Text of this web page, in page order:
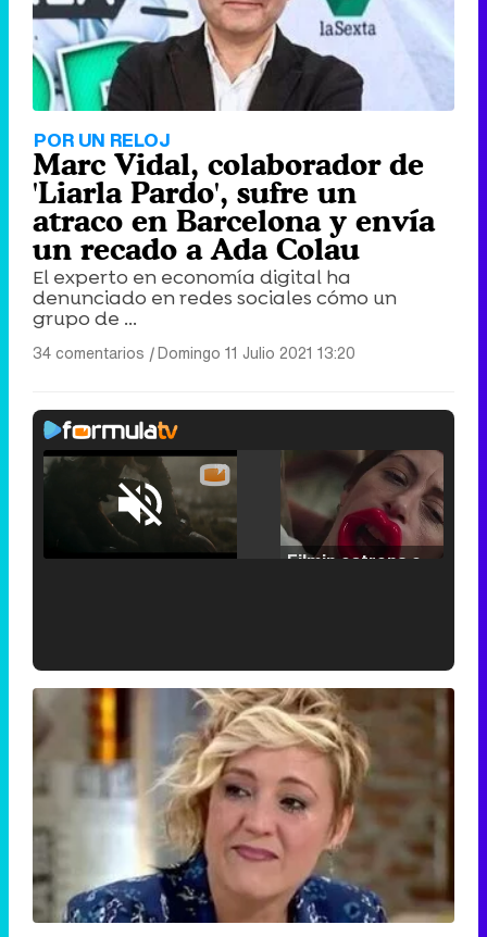
POR UN RELOJ
Marc Vidal, colaborador de
'Liarla Pardo', sufre un
atraco en Barcelona y envía
un recado a Ada Colau
El experto en economía digital ha
denunciado en redes sociales cómo un
grupo de ...
34 comentarios |Domingo 11 Julio 2021 13:20
Unmute /
Loaded :
'120 Minutos' celebra sus 2.000 programas en Telemadrid con un vídeo del día a día en la redacción